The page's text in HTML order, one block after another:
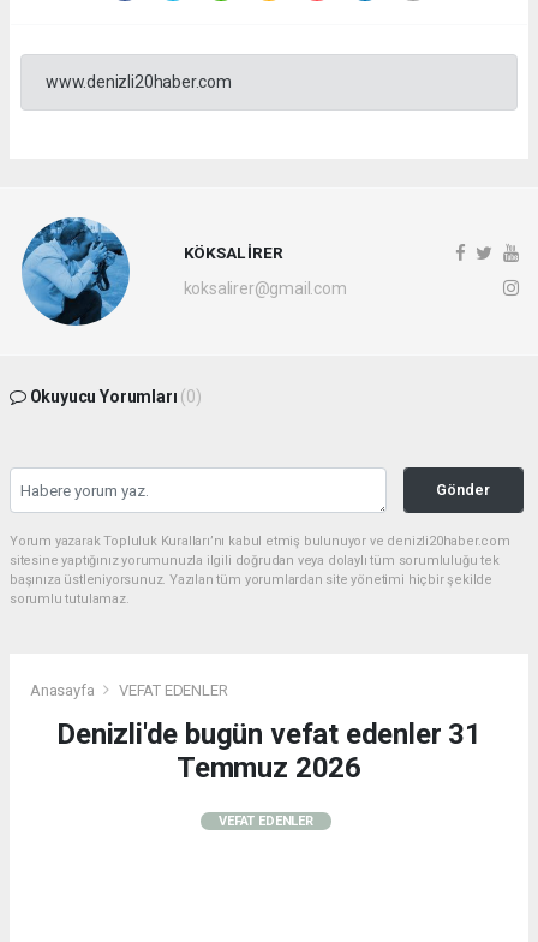
www.denizli20haber.com
KÖKSAL İRER
koksalirer@gmail.com
Okuyucu Yorumları (0)
Gönder
Yorum yazarak Topluluk Kuralları’nı kabul etmiş bulunuyor ve denizli20haber.com
sitesine yaptığınız yorumunuzla ilgili doğrudan veya dolaylı tüm sorumluluğu tek
başınıza üstleniyorsunuz. Yazılan tüm yorumlardan site yönetimi hiçbir şekilde
sorumlu tutulamaz.
Anasayfa VEFAT EDENLER
Denizli'de bugün vefat edenler 31
Temmuz 2026
VEFAT EDENLER